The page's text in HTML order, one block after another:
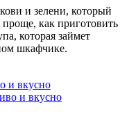
и зелени, который
проще, как приготовить
которая займет
шкафчике.
и вкусно